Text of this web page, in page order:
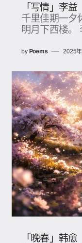
「写情」李益
千里佳期一夕
明月下西楼。
by Poems 2025
「晚春」韩愈